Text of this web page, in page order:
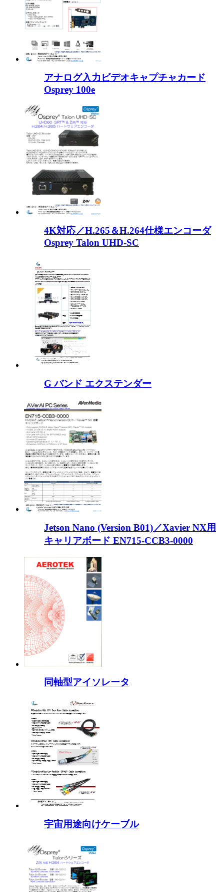
アナログ入力ビデオキャプチャカード
Osprey 100e
4K対応／H.265＆H.264仕様エンコーダ
Osprey Talon UHD-SC
G バンド エクステンダー
Jetson Nano (Version B01)／Xavier NX用
キャリアボード EN715-CCB3-0000
同軸型アイソレータ
宇宙用途向けケーブル